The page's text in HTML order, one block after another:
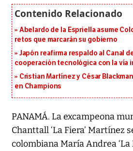
Abelardo de la Espriella asume
retos que marcarán su gobierno
Japón reafirma respaldo al Canal
cooperación tecnológica con la vía
Cristian Martínez y César
en Champions
PANAMÁ. La excampeona
Chanttall ‘La Fiera’ Martínez
colombiana María Andrea ‘La